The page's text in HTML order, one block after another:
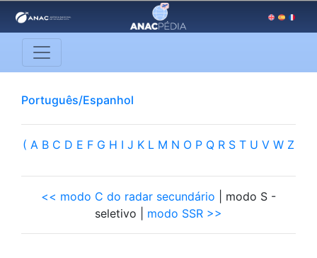
Português/Espanhol
( A B C D E F G H I J K L M N O P Q R S T U V W Z
<< modo C do radar secundário | modo S -
seletivo | modo SSR >>